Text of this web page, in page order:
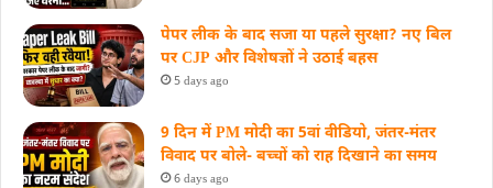
पेपर लीक के बाद सजा या पहले सुरक्षा? नए बिल
पर CJP और विशेषज्ञों ने उठाई बहस
5 days ago
9 दिन में PM मोदी का 5वां वीडियो, जंतर-मंतर
विवाद पर बोले- बच्चों को राह दिखाने का समय
6 days ago